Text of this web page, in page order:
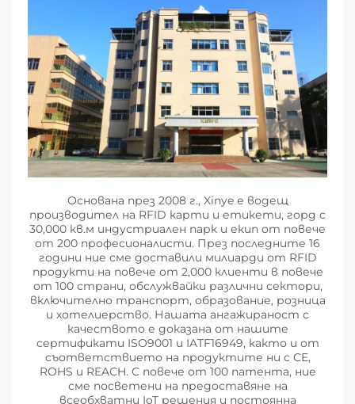
Основана през 2008 г., Xinye е водещ
производител на RFID карти и етикети, горд с
30,000 кв.м индустриален парк и екип от повече
от 200 професионалисти. През последните 16
години ние сме доставили милиарди от RFID
продукти на повече от 2,000 клиенти в повече
от 100 страни, обслужвайки различни сектори,
включително транспорт, образование, розница
и хотелиерство. Нашата ангажираност с
качеството е доказана от нашите
сертификати ISO9001 и IATF16949, както и от
съответствието на продуктите ни с CE,
ROHS и REACH. С повече от 100 патента, ние
сме посветени на предоставяне на
всеобхватни IoT решения и постоянна